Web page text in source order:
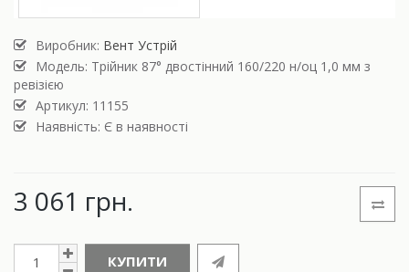
Виробник: Вент Устрій
Модель: Трійник 87° двостінний 160/220 н/оц 1,0 мм з
ревізією
Артикул: 11155
Наявність: Є в наявності
3 061 грн.
КУПИТИ